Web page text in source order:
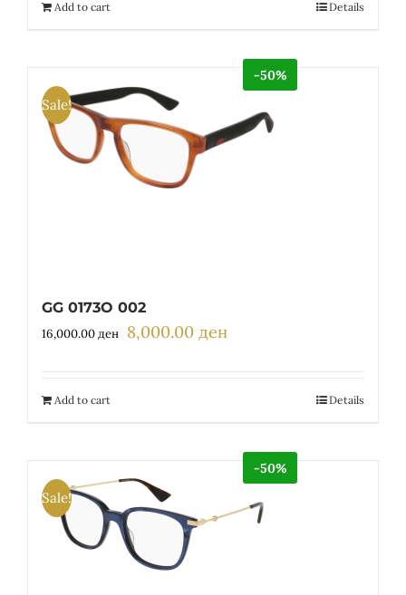
Add to cart Details
Sale!
-50%
GG 0173O 002
16,000.00ден Original
8,000.00 денCurrent
8,000.00 ден.
Add to cart Details
Sale!
-50%